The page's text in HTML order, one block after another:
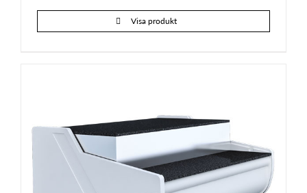
Visa produkt